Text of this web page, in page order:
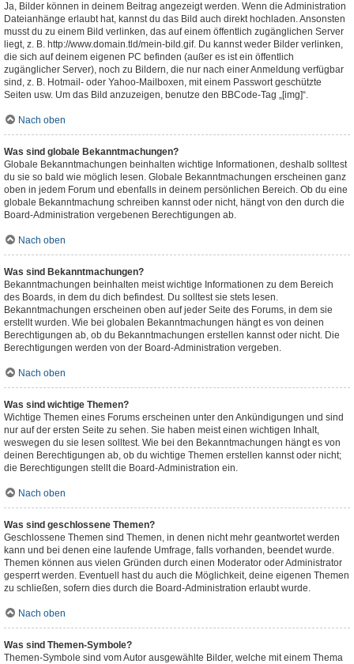
Ja, Bilder können in deinem Beitrag angezeigt werden. Wenn die Administration
Dateianhänge erlaubt hat, kannst du das Bild auch direkt hochladen. Ansonsten
musst du zu einem Bild verlinken, das auf einem öffentlich zugänglichen Server
liegt, z. B. http://www.domain.tld/mein-bild.gif. Du kannst weder Bilder verlinken,
die sich auf deinem eigenen PC befinden (außer es ist ein öffentlich
zugänglicher Server), noch zu Bildern, die nur nach einer Anmeldung verfügbar
sind, z. B. Hotmail- oder Yahoo-Mailboxen, mit einem Passwort geschützte
Seiten usw. Um das Bild anzuzeigen, benutze den BBCode-Tag „[img]“.
Nach oben
Was sind globale Bekanntmachungen?
Globale Bekanntmachungen beinhalten wichtige Informationen, deshalb solltest
du sie so bald wie möglich lesen. Globale Bekanntmachungen erscheinen ganz
oben in jedem Forum und ebenfalls in deinem persönlichen Bereich. Ob du eine
globale Bekanntmachung schreiben kannst oder nicht, hängt von den durch die
Board-Administration vergebenen Berechtigungen ab.
Nach oben
Was sind Bekanntmachungen?
Bekanntmachungen beinhalten meist wichtige Informationen zu dem Bereich
des Boards, in dem du dich befindest. Du solltest sie stets lesen.
Bekanntmachungen erscheinen oben auf jeder Seite des Forums, in dem sie
erstellt wurden. Wie bei globalen Bekanntmachungen hängt es von deinen
Berechtigungen ab, ob du Bekanntmachungen erstellen kannst oder nicht. Die
Berechtigungen werden von der Board-Administration vergeben.
Nach oben
Was sind wichtige Themen?
Wichtige Themen eines Forums erscheinen unter den Ankündigungen und sind
nur auf der ersten Seite zu sehen. Sie haben meist einen wichtigen Inhalt,
weswegen du sie lesen solltest. Wie bei den Bekanntmachungen hängt es von
deinen Berechtigungen ab, ob du wichtige Themen erstellen kannst oder nicht;
die Berechtigungen stellt die Board-Administration ein.
Nach oben
Was sind geschlossene Themen?
Geschlossene Themen sind Themen, in denen nicht mehr geantwortet werden
kann und bei denen eine laufende Umfrage, falls vorhanden, beendet wurde.
Themen können aus vielen Gründen durch einen Moderator oder Administrator
gesperrt werden. Eventuell hast du auch die Möglichkeit, deine eigenen Themen
zu schließen, sofern dies durch die Board-Administration erlaubt wurde.
Nach oben
Was sind Themen-Symbole?
Themen-Symbole sind vom Autor ausgewählte Bilder, welche mit einem Thema